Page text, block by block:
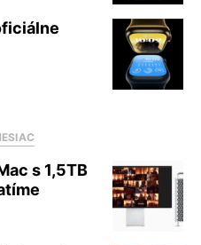
s 1,5TB